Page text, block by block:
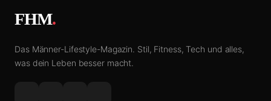
FHM.
Das Männer-Lifestyle-Magazin. Stil, Fitness, Tech und alles,
was dein Leben besser macht.